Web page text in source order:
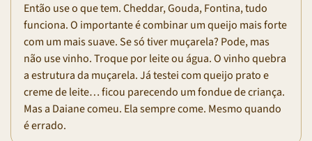
Então use o que tem. Cheddar, Gouda, Fontina, tudo
funciona. O importante é combinar um queijo mais forte
com um mais suave. Se só tiver muçarela? Pode, mas
não use vinho. Troque por leite ou água. O vinho quebra
a estrutura da muçarela. Já testei com queijo prato e
creme de leite… ficou parecendo um fondue de criança.
Mas a Daiane comeu. Ela sempre come. Mesmo quando
é errado.